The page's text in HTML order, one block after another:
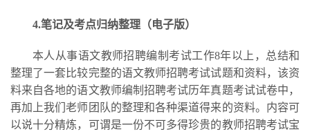
4.笔记及考点归纳整理（电子版）
本人从事语文教师招聘编制考试工作8年以上，总结和
整理了一套比较完整的语文教师招聘考试试题和资料，该资
料来自各地的语文教师编制招聘考试历年真题考试试卷中，
再加上我们老师团队的整理和各种渠道得来的资料。内容可
以说十分精炼，可谓是一份不可多得珍贵的教师招聘考试宝